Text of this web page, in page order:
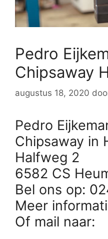
Pedro
Chipsaway
augustus 18, 2020
Pedro
Chipsaway in
Halfweg 2
6582 CS
Bel ons op:
Meer
Of mail naar: